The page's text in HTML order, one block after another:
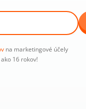
na marketingové účely
16 rokov!